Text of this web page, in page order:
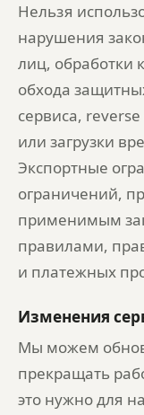
Нельзя
нарушения
лиц, обработки
обхода
сервиса,
или загрузки
Экспортные
ограничений,
применимым
правилами,
и платежных
Изменения
Мы можем
прекращать
это нужно для